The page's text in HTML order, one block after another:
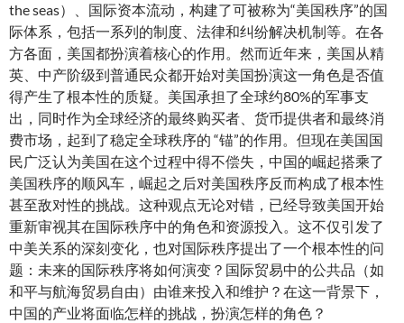
the seas）、国际资本流动，构建了可被称为“美国秩序”的国
际体系，包括一系列的制度、法律和纠纷解决机制等。在各
方各面，美国都扮演着核心的作用。然而近年来，美国从精
英、中产阶级到普通民众都开始对美国扮演这一角色是否值
得产生了根本性的质疑。美国承担了全球约80%的军事支
出，同时作为全球经济的最终购买者、货币提供者和最终消
费市场，起到了稳定全球秩序的 “锚”的作用。但现在美国国
民广泛认为美国在这个过程中得不偿失，中国的崛起搭乘了
美国秩序的顺风车，崛起之后对美国秩序反而构成了根本性
甚至敌对性的挑战。这种观点无论对错，已经导致美国开始
重新审视其在国际秩序中的角色和资源投入。这不仅引发了
中美关系的深刻变化，也对国际秩序提出了一个根本性的问
题：未来的国际秩序将如何演变？国际贸易中的公共品（如
和平与航海贸易自由）由谁来投入和维护？在这一背景下，
中国的产业将面临怎样的挑战，扮演怎样的角色？